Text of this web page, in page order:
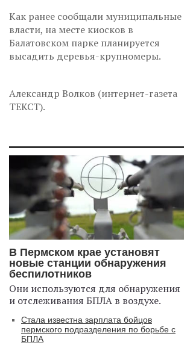
Как ранее сообщали муниципальные
власти, на месте киосков в
Балатовском парке планируется
высадить деревья-крупномеры.
Александр Волков (интернет-газета
ТЕКСТ).
В Пермском крае установят
новые станции обнаружения
беспилотников
Они используются для обнаружения
и отслеживания БПЛА в воздухе.
Стала известна зарплата бойцов
пермского подразделения по борьбе с
БПЛА